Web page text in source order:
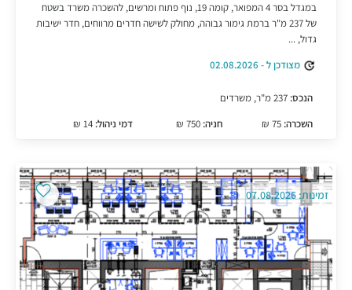
במגדל בסר 4 המפואר, קומה 19, נוף פתוח ומרשים, להשכרה משרד בשטח
של 237 מ"ר ברמת גימור גבוהה, מחולק לשישה חדרים מרווחים, חדר ישיבות
גדול, ...
מצודכן ל - 02.08.2026
הנכס:
השכרה:
חניה: 750 ₪ דמי ניהול:
זמינות: 07.08.2026